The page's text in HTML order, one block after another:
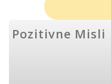
Pozitivne Misli